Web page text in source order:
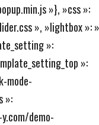
»}, »css »:
», »lightbox »:
»:
»:
mode-
»:
demo-